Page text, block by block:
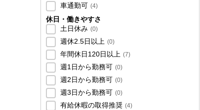
車通勤可 (4)
休日・働きやすさ
土日休み (0)
週休2.5日以上 (0)
年間休日120日以上 (7)
週1日から勤務可 (0)
週2日から勤務可 (0)
週3日から勤務可 (0)
有給休暇の取得推奨 (4)